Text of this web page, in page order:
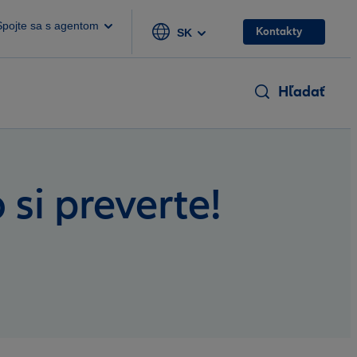
sa s agentom
SK Kontakty
Hľadať
si preverte!